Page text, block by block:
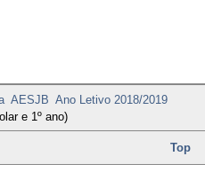
AESJB Ano Letivo 2018/2019
e 1º ano)
Top